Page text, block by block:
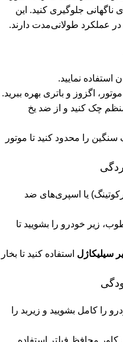
جلوگیری کنید. این
در عملکرد طولانی‌مدت دارند.
استفاده نمایید.
اگزوز و باتری بهره ببرید.
چک کنید و از ضد یخ
سنگین را محدود کنید تا موتور
یا اسپری‌های ضد
زیر خودرو را بشویید تا
سیلیکاژل استفاده کنید تا بخار
را کامل بشویید و زیربد را
کاور محافظ فیلتر استفاده